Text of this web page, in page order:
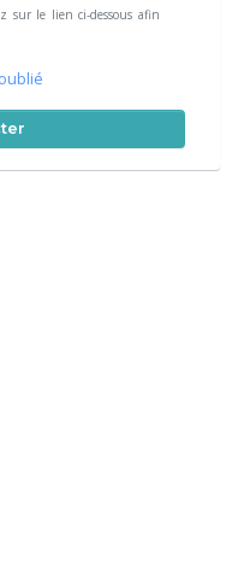
sur le lien ci-dessous afin